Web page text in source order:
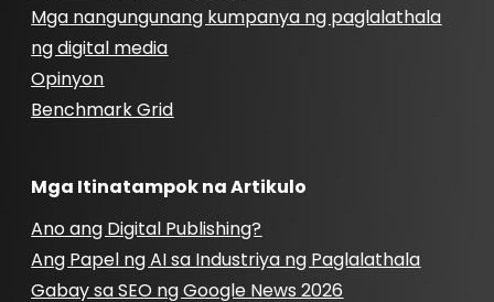
Mga nangungunang kumpanya ng paglalathala
ng digital media
Opinyon
Benchmark Grid
Mga Itinatampok na Artikulo
Ano ang Digital Publishing?
Ang Papel ng AI sa Industriya ng Paglalathala
Gabay sa SEO ng Google News 2026